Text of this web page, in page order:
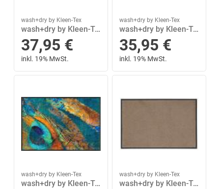
wash+dry by Kleen-Tex
wash+dry by Kleen-Tex Fußmatte »Pebble Stones«, wash+dry by Kleen-Tex, rechteckig, Höhe 7 mm
37,95 €
inkl. 19% MwSt.
wash+dry by Kleen-Tex
wash+dry by Kleen-Tex Fußmatte »Three Dogs«, wash+dry by Kleen-Tex, rechteckig, Höhe 9 mm, In- und Outdoor geeignet
35,95 €
inkl. 19% MwSt.
wash+dry by Kleen-Tex
wash+dry by Kleen-Tex Fußmatte »Exotic Pavo«, wash+dry by Kleen-Tex, rechteckig, Höhe 7 mm, In- und Outdoor geeignet, waschbar
wash+dry by Kleen-Tex
wash+dry by Kleen-Tex Fußmatte »Original Uni«, wash+dry by Kleen-Tex, rechteckig, Höhe 7 mm, In- und Outdoor geeignet